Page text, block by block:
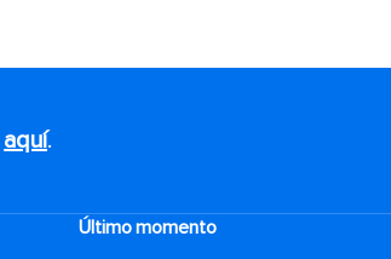
aquí.
Último momento